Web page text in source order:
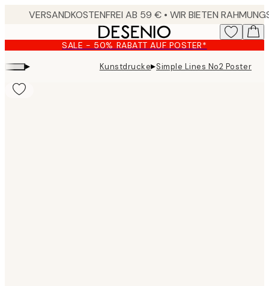
content.
SALE - 50% RABATT AUF POSTER*
▸ Kunstdrucke▸Simple Lines No2 Poster